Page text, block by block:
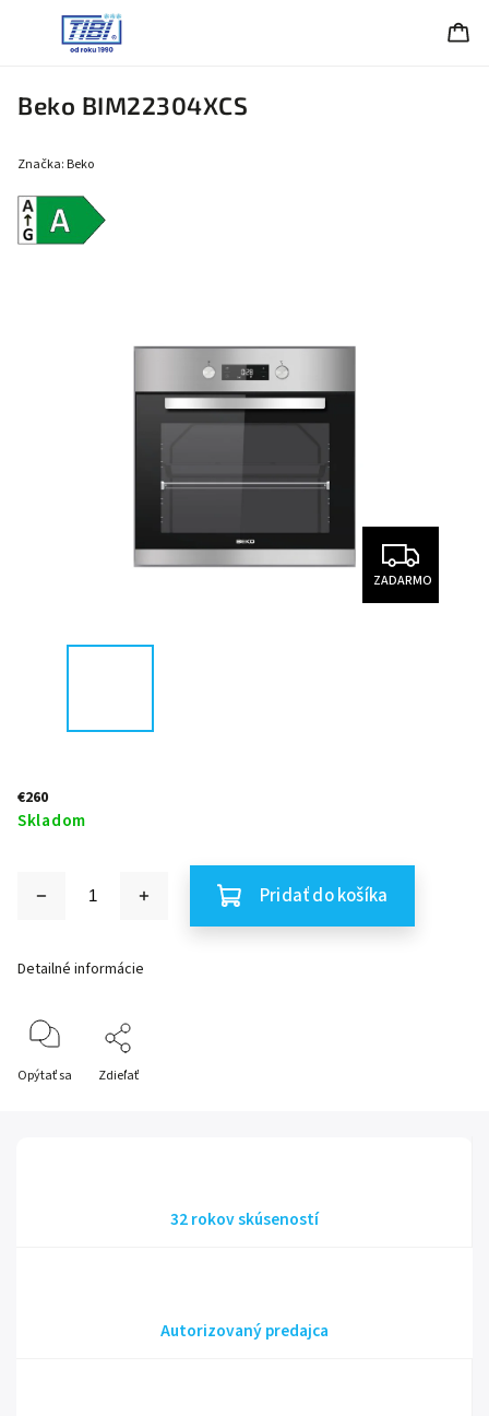
Beko BIM22304XCS
Energetická
trieda A
Značka: Beko
ZADARMO
€260
Skladom
Pridať do košíka
Detailné informácie
Opýtať sa Zdieľať
32 rokov skúseností
Autorizovaný predajca